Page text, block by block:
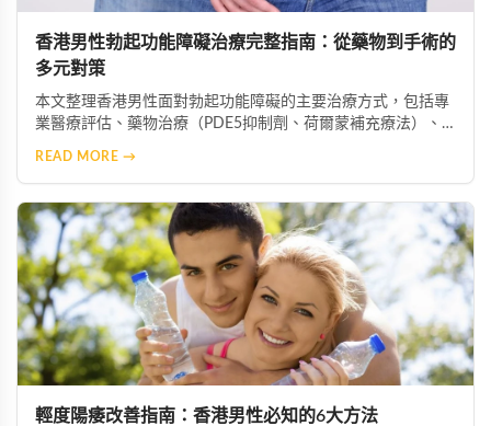
香港男性勃起功能障礙治療完整指南：從藥物到手術的
多元對策
本文整理香港男性面對勃起功能障礙的主要治療方式，包括專
業醫療評估、藥物治療（PDE5抑制劑、荷爾蒙補充療法）、
READ MORE →
輕度陽痿改善指南：香港男性必知的6大方法